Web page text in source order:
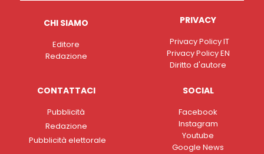
CHI SIAMO
Editore
Redazione
PRIVACY
Privacy Policy IT
Privacy Policy EN
Diritto d'autore
CONTATTACI
Pubblicità
Redazione
Pubblicità elettorale
SOCIAL
Facebook
Instagram
Youtube
Google News